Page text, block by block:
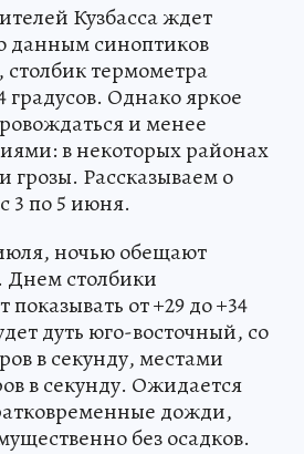
Кузбасса ждет
данным синоптиков
термометра
градусов. Однако яркое
и менее
в некоторых районах
Рассказываем о
3 по 5 июня.
ночью обещают
Днем столбики
от +29 до +34
дуть юго-восточный, со
в секунду, местами
в секунду. Ожидается
дожди,
без осадков.